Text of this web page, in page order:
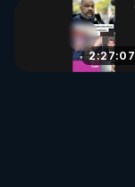
2:27:07